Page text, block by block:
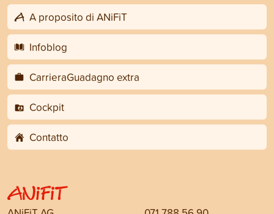
A proposito di ANiFiT
Infoblog
CarrieraGuadagno extra
Cockpit
Contatto